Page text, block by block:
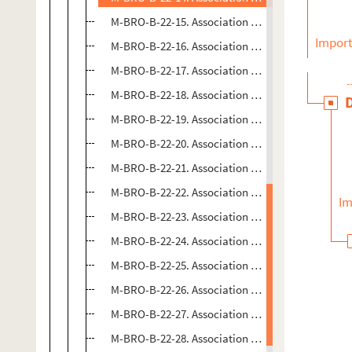
M-BRO-B-22-15. Association des Anciens élèves
M-BRO-B-22-16. Association des Anciens élèves
M-BRO-B-22-17. Association des Anciens élèves
M-BRO-B-22-18. Association des Anciens élèves
M-BRO-B-22-19. Association des Anciens élèves
M-BRO-B-22-20. Association des Anciens élèves
M-BRO-B-22-21. Association des Anciens élèves
M-BRO-B-22-22. Association des Anciens élèves
M-BRO-B-22-23. Association des Anciens élèves
M-BRO-B-22-24. Association des Anciens élèves
M-BRO-B-22-25. Association des Anciens élèves
M-BRO-B-22-26. Association des Anciens élèves
M-BRO-B-22-27. Association des Anciens élèves
M-BRO-B-22-28. Association des Anciens élèves